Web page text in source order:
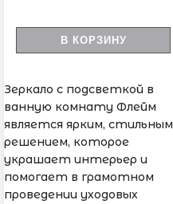
В КОРЗИНУ
Зеркало с подсветкой в
ванную комнату Флейм
является ярким, стильным
решением, которое
украшает интерьер и
помогает в грамотном
проведении уходовых